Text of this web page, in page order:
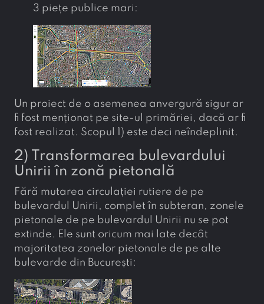
3 piețe publice mari:
Un proiect de o asemenea anvergură sigur ar
fi fost menționat pe site-ul primăriei, dacă ar fi
fost realizat. Scopul 1) este deci neîndeplinit.
2) Transformarea bulevardului
Unirii în zonă pietonală
Fără mutarea circulației rutiere de pe
bulevardul Unirii, complet în subteran, zonele
pietonale de pe bulevardul Unirii nu se pot
extinde. Ele sunt oricum mai late decât
majoritatea zonelor pietonale de pe alte
bulevarde din București: